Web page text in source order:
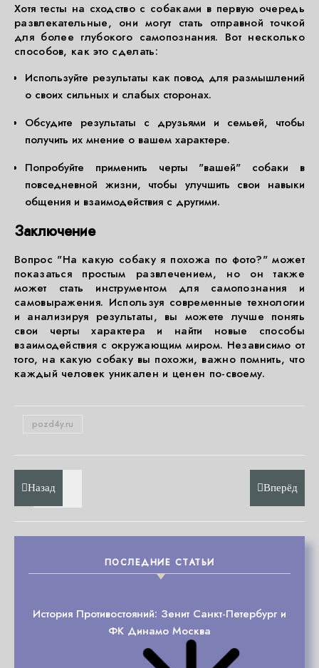
Хотя тесты на сходство с собаками в первую очередь
развлекательные, они могут стать отправной точкой
для более глубокого самопознания. Вот несколько
способов, как это сделать:
Используйте результаты как повод для размышлений
о своих сильных и слабых сторонах.
Обсудите результаты с друзьями и семьей, чтобы
получить их мнение о вашем характере.
Попробуйте применить черты "вашей" собаки в
повседневной жизни, чтобы улучшить свои навыки
общения и взаимодействия с другими.
Заключение
Вопрос "На какую собаку я похожа по фото?" может
показаться простым развлечением, но он также
может стать инструментом для самопознания и
самовыражения. Используя современные технологии
и анализируя результаты, вы можете лучше понять
свои черты характера и найти новые способы
взаимодействия с окружающим миром. Независимо от
того, на какую собаку вы похожи, важно помнить, что
каждый человек уникален и ценен по-своему.
pozd4y.ru
Назад Вперёд
ПОСЛЕДНИЕ СТАТЬИ
История Противостояний: Зенит Санкт-Петербург и
ФК Динамо Москва